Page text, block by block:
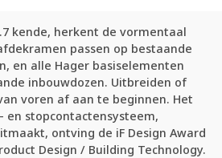
kende, herkent de vormentaal
passen op bestaande
en alle Hager basiselementen
inbouwdozen. Uitbreiden of
voren af aan te beginnen. Het
en stopcontactensysteem,
ontving de iF Design Award
Design / Building Technology.